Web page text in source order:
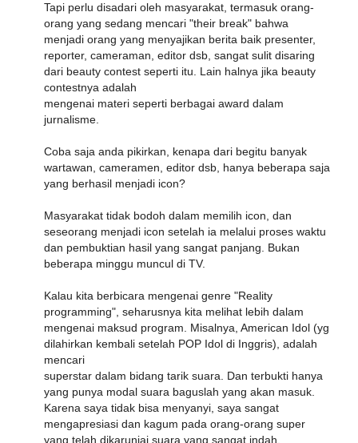
Tapi perlu disadari oleh masyarakat, termasuk orang-
orang yang sedang mencari "their break" bahwa
menjadi orang yang menyajikan berita baik presenter,
reporter, cameraman, editor dsb, sangat sulit disaring
dari beauty contest seperti itu. Lain halnya jika beauty
contestnya adalah
mengenai materi seperti berbagai award dalam
jurnalisme.
Coba saja anda pikirkan, kenapa dari begitu banyak
wartawan, cameramen, editor dsb, hanya beberapa saja
yang berhasil menjadi icon?
Masyarakat tidak bodoh dalam memilih icon, dan
seseorang menjadi icon setelah ia melalui proses waktu
dan pembuktian hasil yang sangat panjang. Bukan
beberapa minggu muncul di TV.
Kalau kita berbicara mengenai genre "Reality
programming", seharusnya kita melihat lebih dalam
mengenai maksud program. Misalnya, American Idol (yg
dilahirkan kembali setelah POP Idol di Inggris), adalah
mencari
superstar dalam bidang tarik suara. Dan terbukti hanya
yang punya modal suara baguslah yang akan masuk.
Karena saya tidak bisa menyanyi, saya sangat
mengapresiasi dan kagum pada orang-orang super
yang telah dikaruniai suara yang sangat indah.